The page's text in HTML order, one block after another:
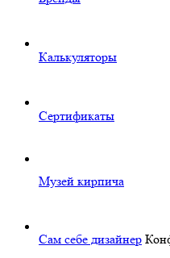
Калькуляторы
Сертификаты
Музей кирпича
Сам себе дизайнер